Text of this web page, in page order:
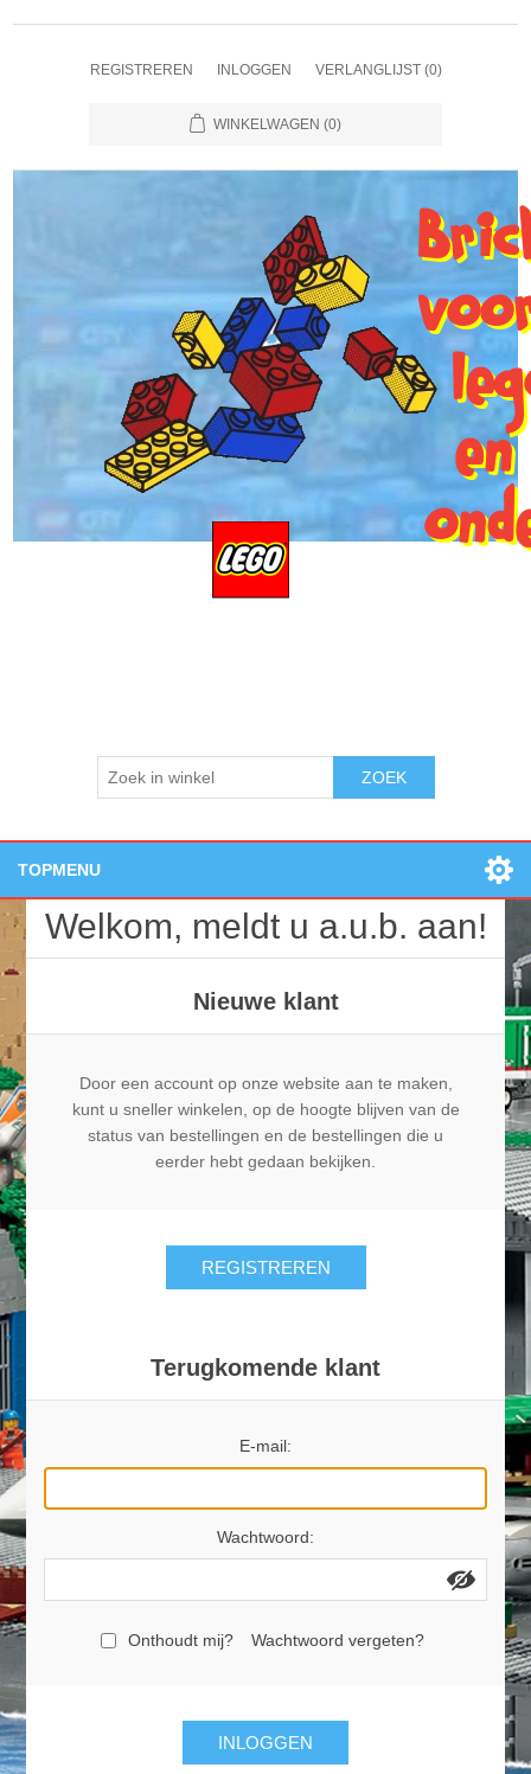
REGISTREREN INLOGGEN VERLANGLIJST (0)
WINKELWAGEN (0)
ZOEK
TOPMENU
Openingstijden:
Losse onderdelen
Nieuwe producten
Contact
Welkom, meldt u a.u.b. aan!
Nieuwe klant
Door een account op onze website aan te maken,
kunt u sneller winkelen, op de hoogte blijven van de
status van bestellingen en de bestellingen die u
eerder hebt gedaan bekijken.
REGISTREREN
Terugkomende klant
E-mail:
Wachtwoord:
Onthoudt mij? Wachtwoord vergeten?
INLOGGEN